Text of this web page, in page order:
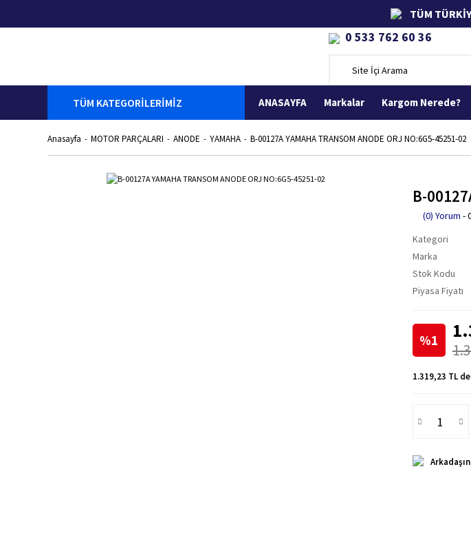
TÜM
0 533 762 60 36
TÜM KATEGORİLERİMİZ ANASAYFA Markalar Kargom Nerede?
Anasayfa MOTOR PARÇALARI ANODE YAMAHA B-00127A YAMAHA TRANSOM ANODE ORJ NO:6G5-45251-02
B-
(0) Yorum -
Kategori
Marka
Stok Kodu
Piyasa Fiyatı
%1
1.319,23 TL